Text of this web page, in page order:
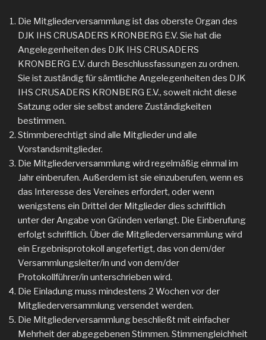
Die Mitgliederversammlung ist das oberste Organ des
DJK IHS CRUSADERS KRONBERG E.V. Sie hat die
Angelegenheiten des DJK IHS CRUSADERS
KRONBERG E.V. durch Beschlussfassungen zu ordnen.
Sie ist zuständig für sämtliche Angelegenheiten des DJK
IHS CRUSADERS KRONBERG E.V., soweit nicht diese
Satzung oder sie selbst andere Zuständigkeiten
bestimmen.
Stimmberechtigt sind alle Mitglieder und alle
Vorstandsmitglieder.
Die Mitgliederversammlung wird regelmäßig einmal im
Jahr einberufen. Außerdem ist sie einzuberufen, wenn es
das Interesse des Vereines erfordert, oder wenn
wenigstens ein Drittel der Mitglieder dies schriftlich
unter der Angabe von Gründen verlangt. Die Einberufung
erfolgt schriftlich. Über die Mitgliederversammlung wird
ein Ergebnisprotokoll angefertigt, das von dem/der
Versammlungsleiter/in und von dem/der
Protokollführer/in unterschrieben wird.
Die Einladung muss mindestens 2 Wochen vor der
Mitgliederversammlung versendet werden.
Die Mitgliederversammlung beschließt mit einfacher
Mehrheit der abgegebenen Stimmen. Stimmengleichheit